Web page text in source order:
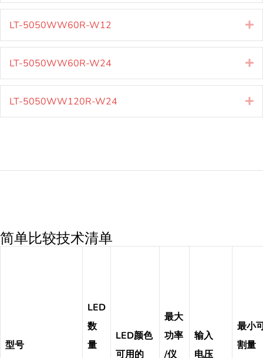
LT-5050WW60R-W12
LT-5050WW60R-W24
LT-5050WW120R-W24
简单比较技术清单
型号
LED
数
量
LED颜色
可用的
最大
功率
/仪
输入
电压
最小
割量